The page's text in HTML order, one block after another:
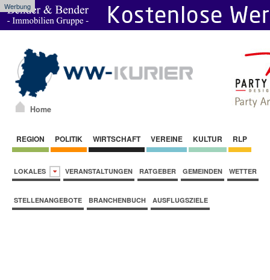
Werbung
Home
REGION POLITIK WIRTSCHAFT VEREINE KULTUR RLP
LOKALES VERANSTALTUNGEN RATGEBER GEMEINDEN WETTER
STELLENANGEBOTE BRANCHENBUCH AUSFLUGSZIELE